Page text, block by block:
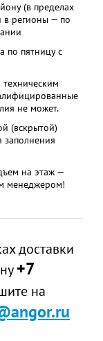
(в пределах
в регионы — по
по пятницу с
не может.
(вскрытой)
заполнения
на этаж —
менеджером!
доставки
+7
на